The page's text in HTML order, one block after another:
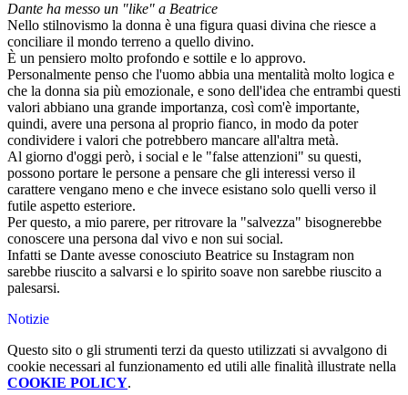
Dante ha messo un "like" a Beatrice
Nello stilnovismo la donna è una figura quasi divina che riesce a
conciliare il mondo terreno a quello divino.
È un pensiero molto profondo e sottile e lo approvo.
Personalmente penso che l'uomo abbia una mentalità molto logica e
che la donna sia più emozionale, e sono dell'idea che entrambi questi
valori abbiano una grande importanza, così com'è importante,
quindi, avere una persona al proprio fianco, in modo da poter
condividere i valori che potrebbero mancare all'altra metà.
Al giorno d'oggi però, i social e le "false attenzioni" su questi,
possono portare le persone a pensare che gli interessi verso il
carattere vengano meno e che invece esistano solo quelli verso il
futile aspetto esteriore.
Per questo, a mio parere, per ritrovare la "salvezza" bisognerebbe
conoscere una persona dal vivo e non sui social.
Infatti se Dante avesse conosciuto Beatrice su Instagram non
sarebbe riuscito a salvarsi e lo spirito soave non sarebbe riuscito a
palesarsi.
Notizie
Questo sito o gli strumenti terzi da questo utilizzati si avvalgono di
cookie necessari al funzionamento ed utili alle finalità illustrate nella
COOKIE POLICY.